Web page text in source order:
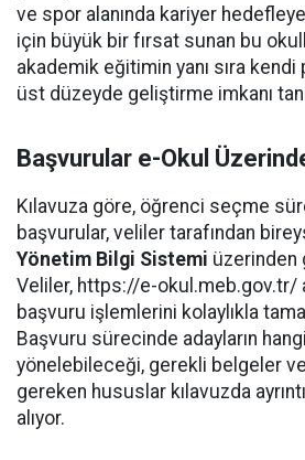
ve spor alanında kariyer
için büyük bir fırsat sunan bu
akademik eğitimin yanı sıra
üst düzeyde geliştirme imkanı
Başvurular e-Okul
Kılavuza göre, öğrenci seçme
başvurular, veliler tarafından
Yönetim Bilgi Sistemi üzerinden
Veliler, https://e-okul.meb.gov.tr/
başvuru işlemlerini kolaylıkla
Başvuru sürecinde adayların
yönelebileceği, gerekli belgeler
gereken hususlar kılavuzda
alıyor.